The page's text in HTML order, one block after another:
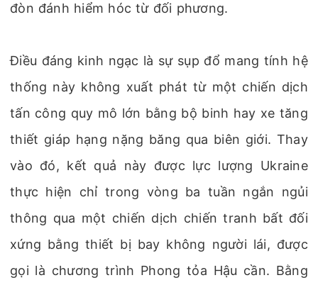
đòn đánh hiểm hóc từ đối phương.
Điều đáng kinh ngạc là sự sụp đổ mang tính hệ
thống này không xuất phát từ một chiến dịch
tấn công quy mô lớn bằng bộ binh hay xe tăng
thiết giáp hạng nặng băng qua biên giới. Thay
vào đó, kết quả này được lực lượng Ukraine
thực hiện chỉ trong vòng ba tuần ngắn ngủi
thông qua một chiến dịch chiến tranh bất đối
xứng bằng thiết bị bay không người lái, được
gọi là chương trình Phong tỏa Hậu cần. Bằng